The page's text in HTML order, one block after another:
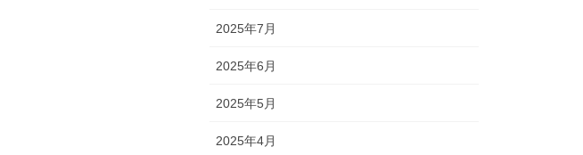
2025年7月
2025年6月
2025年5月
2025年4月